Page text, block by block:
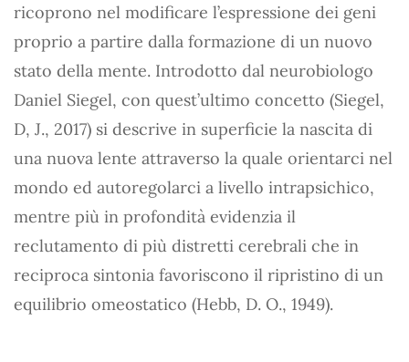
ricoprono nel modificare l’espressione dei geni
proprio a partire dalla formazione di un nuovo
stato della mente. Introdotto dal neurobiologo
Daniel Siegel, con quest’ultimo concetto (Siegel,
D, J., 2017) si descrive in superficie la nascita di
una nuova lente attraverso la quale orientarci nel
mondo ed autoregolarci a livello intrapsichico,
mentre più in profondità evidenzia il
reclutamento di più distretti cerebrali che in
reciproca sintonia favoriscono il ripristino di un
equilibrio omeostatico (Hebb, D. O., 1949).